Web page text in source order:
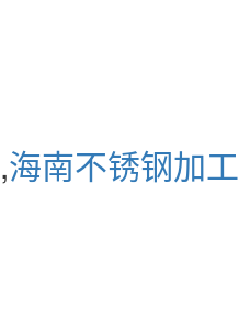
,海南不锈钢加工